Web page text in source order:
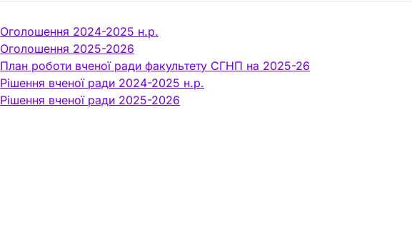
Оголошення 2024-2025 н.р.
Оголошення 2025-2026
План роботи вченої ради факультету СГНП на 2025-26
Рішення вченої ради 2024-2025 н.р.
Рішення вченої ради 2025-2026